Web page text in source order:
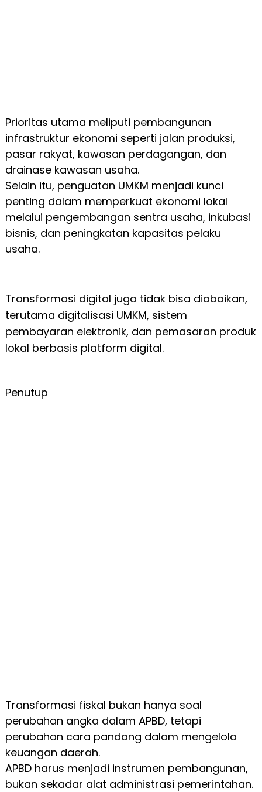
Prioritas utama meliputi pembangunan
infrastruktur ekonomi seperti jalan produksi,
pasar rakyat, kawasan perdagangan, dan
drainase kawasan usaha.
Selain itu, penguatan UMKM menjadi kunci
penting dalam memperkuat ekonomi lokal
melalui pengembangan sentra usaha, inkubasi
bisnis, dan peningkatan kapasitas pelaku
usaha.
Transformasi digital juga tidak bisa diabaikan,
terutama digitalisasi UMKM, sistem
pembayaran elektronik, dan pemasaran produk
lokal berbasis platform digital.
Penutup
Transformasi fiskal bukan hanya soal
perubahan angka dalam APBD, tetapi
perubahan cara pandang dalam mengelola
keuangan daerah.
APBD harus menjadi instrumen pembangunan,
bukan sekadar alat administrasi pemerintahan.